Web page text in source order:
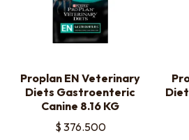
Proplan EN Veterinary
Diets Gastroenteric
Canine 8.16 KG
$ 376.500